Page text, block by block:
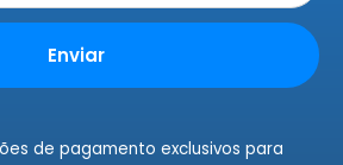
Enviar
de pagamento exclusivos para